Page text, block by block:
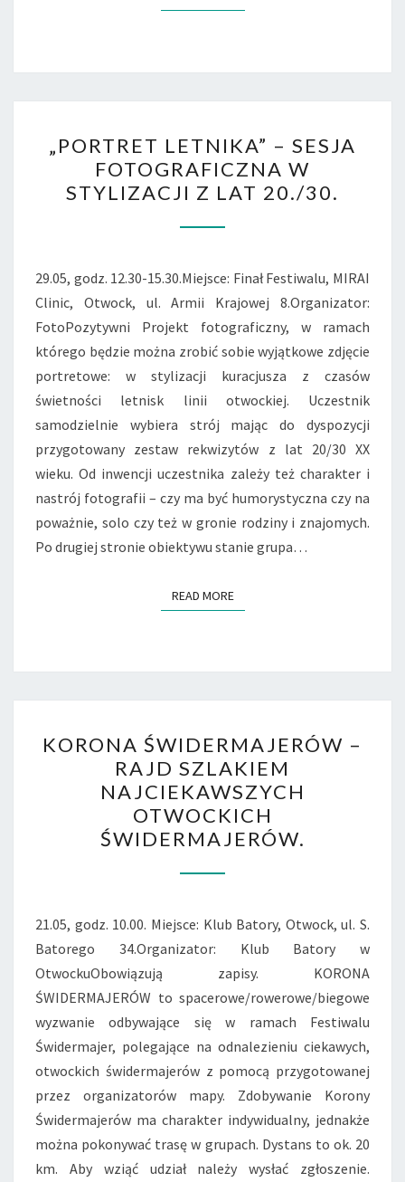
LETNIKA”
–
SESJA
FOTOGRAFICZNA
STYLIZACJI
Z
LAT
20./30.
„PORTRET LETNIKA” – SESJA
FOTOGRAFICZNA W
STYLIZACJI Z LAT 20./30.
29.05, godz. 12.30-15.30.Miejsce: Finał Festiwalu, MIRAI
Clinic, Otwock, ul. Armii Krajowej 8.Organizator:
FotoPozytywni Projekt fotograficzny, w ramach
którego będzie można zrobić sobie wyjątkowe zdjęcie
portretowe: w stylizacji kuracjusza z czasów
świetności letnisk linii otwockiej. Uczestnik
samodzielnie wybiera strój mając do dyspozycji
przygotowany zestaw rekwizytów z lat 20/30 XX
wieku. Od inwencji uczestnika zależy też charakter i
nastrój fotografii – czy ma być humorystyczna czy na
poważnie, solo czy też w gronie rodziny i znajomych.
Po drugiej stronie obiektywu stanie grupa…
READ MOREREAD MORE
ŚWIDERMAJERÓW
–
RAJD
SZLAKIEM
NAJCIEKAWSZYCH
OTWOCKICH
KORONA ŚWIDERMAJERÓW –
RAJD SZLAKIEM
NAJCIEKAWSZYCH
OTWOCKICH
ŚWIDERMAJERÓW.
21.05, godz. 10.00. Miejsce: Klub Batory, Otwock, ul. S.
Batorego 34.Organizator: Klub Batory w
OtwockuObowiązują zapisy. KORONA
ŚWIDERMAJERÓW to spacerowe/rowerowe/biegowe
wyzwanie odbywające się w ramach Festiwalu
Świdermajer, polegające na odnalezieniu ciekawych,
otwockich świdermajerów z pomocą przygotowanej
przez organizatorów mapy. Zdobywanie Korony
Świdermajerów ma charakter indywidualny, jednakże
można pokonywać trasę w grupach. Dystans to ok. 20
km. Aby wziąć udział należy wysłać zgłoszenie.